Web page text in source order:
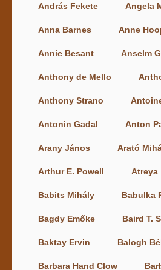
András Fekete Angela
Anna Barnes Anne
Annie Besant Anselm
Anthony de Mello
Anthony Strano
Antonin Gadal Anton
Arany János Arató
Arthur E. Powell Atreya
Babits Mihály Babulka
Bagdy Emőke Baird T.
Baktay Ervin Balogh
Barbara Hand Clow